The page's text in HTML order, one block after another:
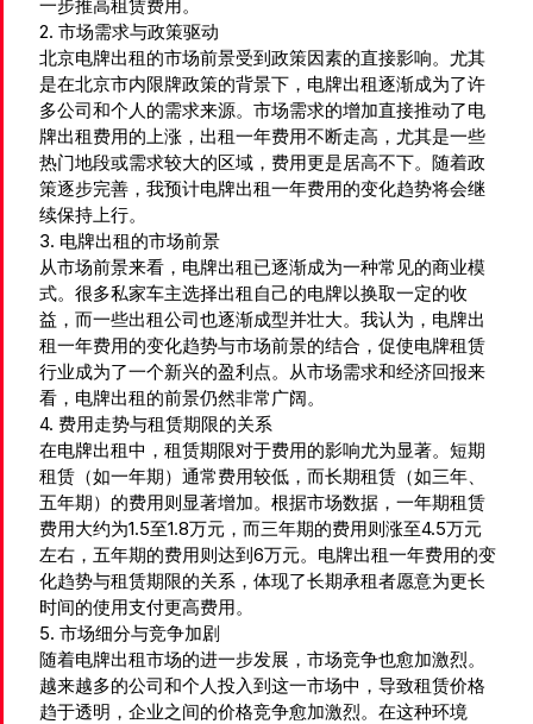
一步推高租赁费用。
2. 市场需求与政策驱动
北京电牌出租的市场前景受到政策因素的直接影响。尤其
是在北京市内限牌政策的背景下，电牌出租逐渐成为了许
多公司和个人的需求来源。市场需求的增加直接推动了电
牌出租费用的上涨，出租一年费用不断走高，尤其是一些
热门地段或需求较大的区域，费用更是居高不下。随着政
策逐步完善，我预计电牌出租一年费用的变化趋势将会继
续保持上行。
3. 电牌出租的市场前景
从市场前景来看，电牌出租已逐渐成为一种常见的商业模
式。很多私家车主选择出租自己的电牌以换取一定的收
益，而一些出租公司也逐渐成型并壮大。我认为，电牌出
租一年费用的变化趋势与市场前景的结合，促使电牌租赁
行业成为了一个新兴的盈利点。从市场需求和经济回报来
看，电牌出租的前景仍然非常广阔。
4. 费用走势与租赁期限的关系
在电牌出租中，租赁期限对于费用的影响尤为显著。短期
租赁（如一年期）通常费用较低，而长期租赁（如三年、
五年期）的费用则显著增加。根据市场数据，一年期租赁
费用大约为1.5至1.8万元，而三年期的费用则涨至4.5万元
左右，五年期的费用则达到6万元。电牌出租一年费用的变
化趋势与租赁期限的关系，体现了长期承租者愿意为更长
时间的使用支付更高费用。
5. 市场细分与竞争加剧
随着电牌出租市场的进一步发展，市场竞争也愈加激烈。
越来越多的公司和个人投入到这一市场中，导致租赁价格
趋于透明，企业之间的价格竞争愈加激烈。在这种环境